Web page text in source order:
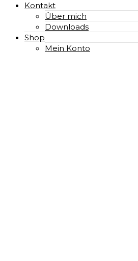
Kontakt
Über mich
Downloads
Shop
Mein Konto